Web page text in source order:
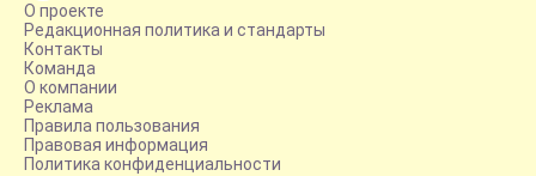
О проекте
Редакционная политика и стандарты
Контакты
Команда
О компании
Реклама
Правила пользования
Правовая информация
Политика конфиденциальности